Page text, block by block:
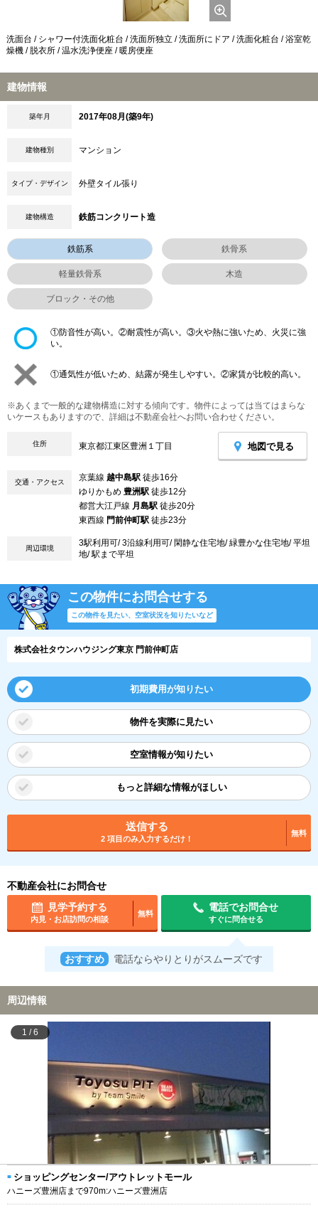
洗面台 / シャワー付洗面化粧台 / 洗面所独立 / 洗面所にドア / 洗面化粧台 / 浴室乾
燥機 / 脱衣所 / 温水洗浄便座 / 暖房便座
建物情報
築年月 2017年08月(築9年)
建物種別 マンション
タイプ・デザイン 外壁タイル張り
建物構造 鉄筋コンクリート造
鉄筋系 鉄骨系
軽量鉄骨系 木造
ブロック・その他
①防音性が高い。②耐震性が高い。③火や熱に強いため、火災に強
い。
①通気性が低いため、結露が発生しやすい。②家賃が比較的高い。
※あくまで一般的な建物構造に対する傾向です。物件によっては当てはまらな
いケースもありますので、詳細は不動産会社へお問い合わせください。
住所 東京都江東区豊洲１丁目 地図で見る
交通・アクセス 京葉線 越中島駅 徒歩16分
ゆりかもめ 豊洲駅 徒歩12分
都営大江戸線 月島駅 徒歩20分
東西線 門前仲町駅 徒歩23分
周辺環境
3駅利用可/ 3沿線利用可/ 閑静な住宅地/ 緑豊かな住宅地/ 平坦
地/ 駅まで平坦
この物件にお問合せする
この物件を見たい、空室状況を知りたいなど
株式会社タウンハウジング東京 門前仲町店
初期費用が知りたい
物件を実際に見たい
空室情報が知りたい
もっと詳細な情報がほしい
送信する
2 項目のみ入力するだけ！
無料
不動産会社にお問合せ
見学予約する
内見・お店訪問の相談
無料
電話でお問合せ
すぐに問合せる
おすすめ 電話ならやりとりがスムーズです
周辺情報
1 /6
ショッピングセンター/アウトレットモール
ハニーズ豊洲店まで970m:ハニーズ豊洲店